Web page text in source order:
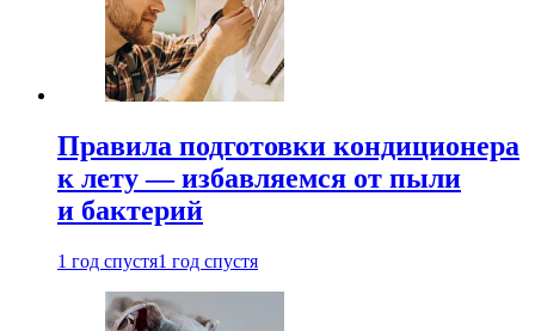
Правила подготовки кондиционера
к лету — избавляемся от пыли
и бактерий
1 год спустя1 год спустя